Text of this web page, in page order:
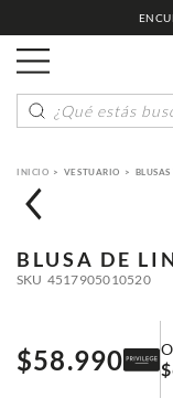
¿Qué estás
VESTUARIO
BLUSA DE
SKU 4517905010520
$58.990 $